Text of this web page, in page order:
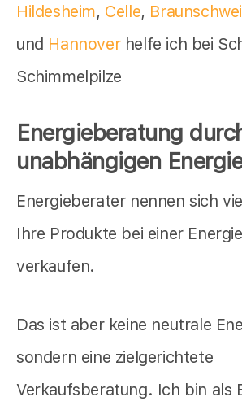
Hildesheim, Celle,
und Hannoverhelfe ich bei
Schimmelpilze
Energieberatung
unabhängigen
Energieberater nennen sich
Ihre Produkte bei einer
verkaufen.
Das ist aber keine neutrale
sondern eine zielgerichtete
Verkaufsberatung. Ich bin als